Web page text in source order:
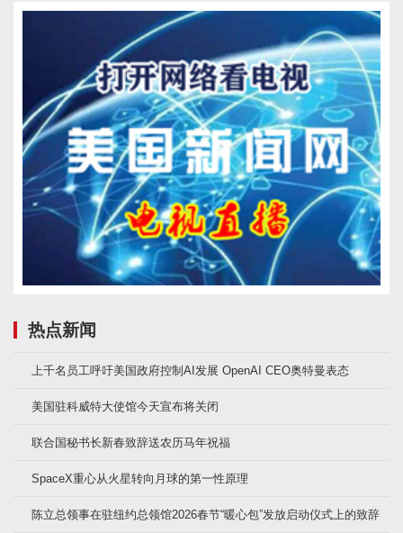
热点新闻
上千名员工呼吁美国政府控制AI发展 OpenAI CEO奥特曼表态
美国驻科威特大使馆今天宣布将关闭
联合国秘书长新春致辞送农历马年祝福
SpaceX重心从火星转向月球的第一性原理
陈立总领事在驻纽约总领馆2026春节“暖心包”发放启动仪式上的致辞